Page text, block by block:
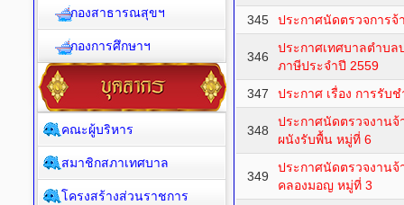
345
ประกาศนัดตรวจการจ้
346
ประกาศเทศบาลตำบล
ภาษีประจำปี 2559
347
ประกาศ เรื่อง การรับ
348
ประกาศนัดตรวจงาน
ผนังรับพื้น หมู่ที่ 6
349
ประกาศนัดตรวจงาน
คลองมอญ หมู่ที่ 3
กองสาธารณสุขฯ
กองการศึกษาฯ
คณะผู้บริหาร
สมาชิกสภาเทศบาล
โครงสร้างส่วนราชการ